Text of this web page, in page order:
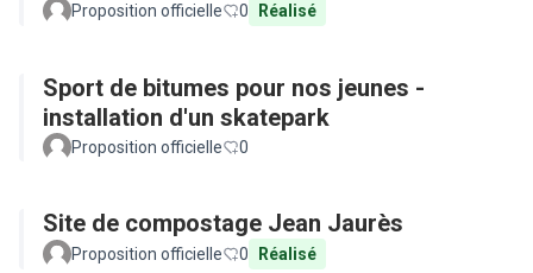
Proposition officielle 0 Réalisé
Sport de bitumes pour nos jeunes -
installation d'un skatepark
Proposition officielle 0
Site de compostage Jean Jaurès
Proposition officielle 0 Réalisé